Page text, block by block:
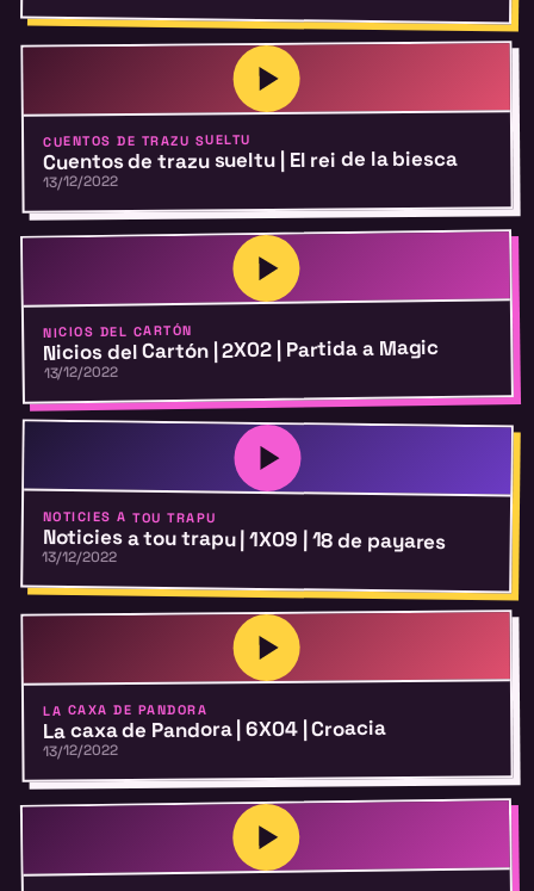
CUENTOS DE TRAZU SUELTU
Cuentos de trazu sueltu | El rei de la biesca
13/12/2022
NICIOS DEL CARTÓN
Nicios del Cartón | 2X02 | Partida a Magic
13/12/2022
NOTICIES A TOU TRAPU
Noticies a tou trapu | 1X09 | 18 de payares
13/12/2022
LA CAXA DE PANDORA
La caxa de Pandora | 6X04 | Croacia
13/12/2022